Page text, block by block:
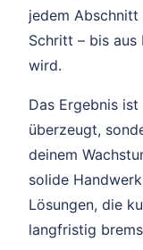
jedem Abschnitt
Schritt – bis
wird.
Das Ergebnis
überzeugt,
deinem
solide
Lösungen, die
langfristig